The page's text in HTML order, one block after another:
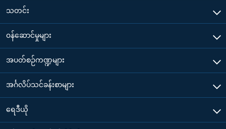
သတင်း
၀န်ဆောင်မှုများ
အပတ်စဉ်ကဏ္ဍများ
အင်္ဂလိပ်သင်ခန်းစာများ
ရေဒီယို